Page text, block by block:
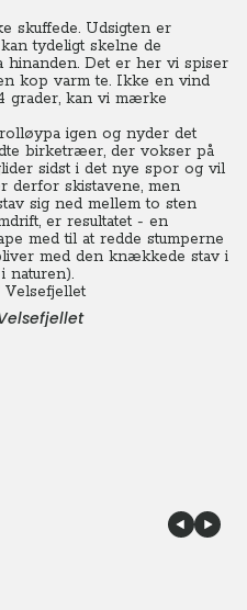
skuffede. Udsigten er
tydeligt skelne de
Det er her vi spiser
kop varm te. Ikke en vind
grader, kan vi mærke
igen og nyder det
birketræer, der vokser på
sidst i det nye spor og vil
derfor skistavene, men
sig ned mellem to sten
er resultatet - en
med til at redde stumperne
med den knækkede stav i
naturen).